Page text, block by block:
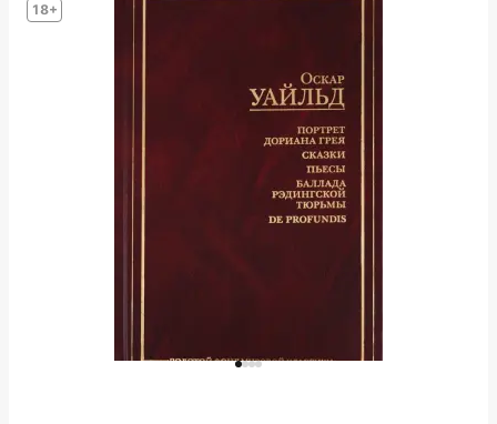
18+